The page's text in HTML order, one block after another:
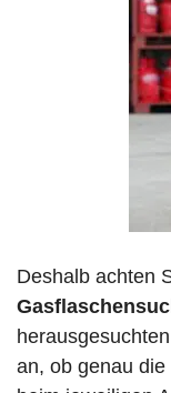
Deshalb achten
an, ob genau